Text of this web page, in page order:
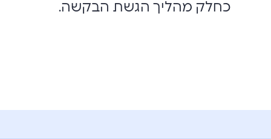
כחלק מהליך הגשת הבקשה.